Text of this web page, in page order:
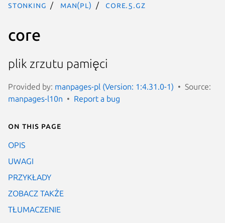
stonking man(pl) core.5.gz
core
plik zrzutu pamięci
Provided by: manpages-pl (Version: 1:4.31.0-1)
Source:
manpages-l10n
Report a bug
On this page
OPIS
UWAGI
PRZYKŁADY
ZOBACZ TAKŻE
TŁUMACZENIE